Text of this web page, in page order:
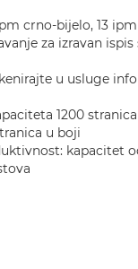
crno-bijelo, 13
za izravan
u usluge
1200
u boji
kapacitet